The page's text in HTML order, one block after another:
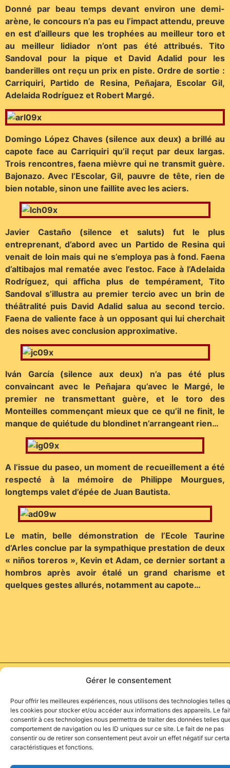
Gérer le consentement
Pour offrir les meilleures expériences, nous utilisons des technologies telles
les cookies pour stocker et/ou accéder aux informations des appareils. Le
consentir à ces technologies nous permettra de traiter des données telles
comportement de navigation ou les ID uniques sur ce site. Le fait de ne pas
consentir ou de retirer son consentement peut avoir un effet négatif sur
caractéristiques et fonctions.
Donné par beau temps devant environ une demi-
arène, le concours n’a pas eu l’impact attendu, preuve
en est d’ailleurs que les trophées au meilleur toro et
au meilleur lidiador n’ont pas été attribués. Tito
Sandoval pour la pique et David Adalid pour les
banderilles ont reçu un prix en piste. Ordre de sortie :
Carriquiri, Partido de Resina, Peñajara, Escolar Gil,
Adelaida Rodríguez et Robert Margé.
Domingo López Chaves (silence aux deux) a brillé au
capote face au Carriquiri qu’il reçut par deux largas.
Trois rencontres, faena mièvre qui ne transmit guère.
Bajonazo. Avec l’Escolar, Gil, pauvre de tête, rien de
bien notable, sinon une faillite avec les aciers.
Javier Castaño (silence et saluts) fut le plus
entreprenant, d’abord avec un Partido de Resina qui
venait de loin mais qui ne s’employa pas à fond. Faena
d’altibajos mal rematée avec l’estoc. Face à l’Adelaida
Rodríguez, qui afficha plus de tempérament, Tito
Sandoval s’illustra au premier tercio avec un brin de
théâtralité puis David Adalid salua au second tercio.
Faena de valiente face à un opposant qui lui cherchait
des noises avec conclusion approximative.
Iván García (silence aux deux) n’a pas été plus
convaincant avec le Peñajara qu’avec le Margé, le
premier ne transmettant guère, et le toro des
Monteilles commençant mieux que ce qu’il ne finit, le
manque de quiétude du blondinet n’arrangeant rien…
A l’issue du paseo, un moment de recueillement a été
respecté à la mémoire de Philippe Mourgues,
longtemps valet d’épée de Juan Bautista.
Le matin, belle démonstration de l’Ecole Taurine
d’Arles conclue par la sympathique prestation de deux
« niños toreros », Kevin et Adam, ce dernier sortant a
hombros après avoir étalé un grand charisme et
quelques gestes allurés, notamment au capote…
Site de l'association TOROFIESTA